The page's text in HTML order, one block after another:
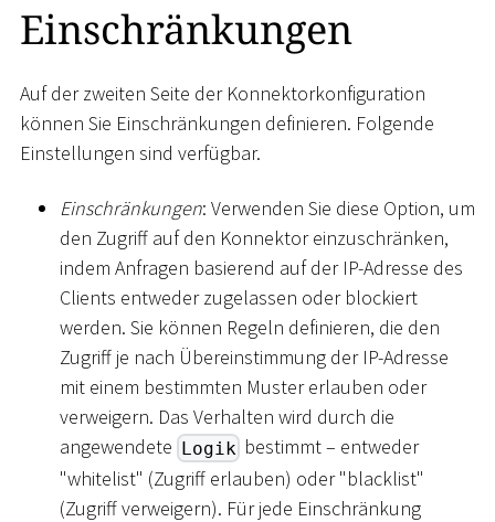
Einschränkungen
Auf der zweiten Seite der Konnektorkonfiguration
können Sie Einschränkungen definieren. Folgende
Einstellungen sind verfügbar.
Einschränkungen: Verwenden Sie diese Option, um
den Zugriff auf den Konnektor einzuschränken,
indem Anfragen basierend auf der IP-Adresse des
Clients entweder zugelassen oder blockiert
werden. Sie können Regeln definieren, die den
Zugriff je nach Übereinstimmung der IP-Adresse
mit einem bestimmten Muster erlauben oder
verweigern. Das Verhalten wird durch die
angewendete Logik bestimmt – entweder
"whitelist" (Zugriff erlauben) oder "blacklist"
(Zugriff verweigern). Für jede Einschränkung